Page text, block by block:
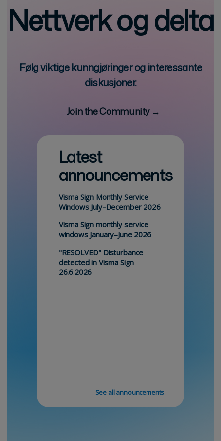
Nettverk og delta
Følg viktige kunngjøringer og interessante
diskusjoner.
Join the Community →
Latest
announcements
Visma Sign Monthly Service
Windows July–December 2026
Visma Sign monthly service
windows January–June 2026
"RESOLVED" Disturbance
detected in Visma Sign
26.6.2026
See all announcements